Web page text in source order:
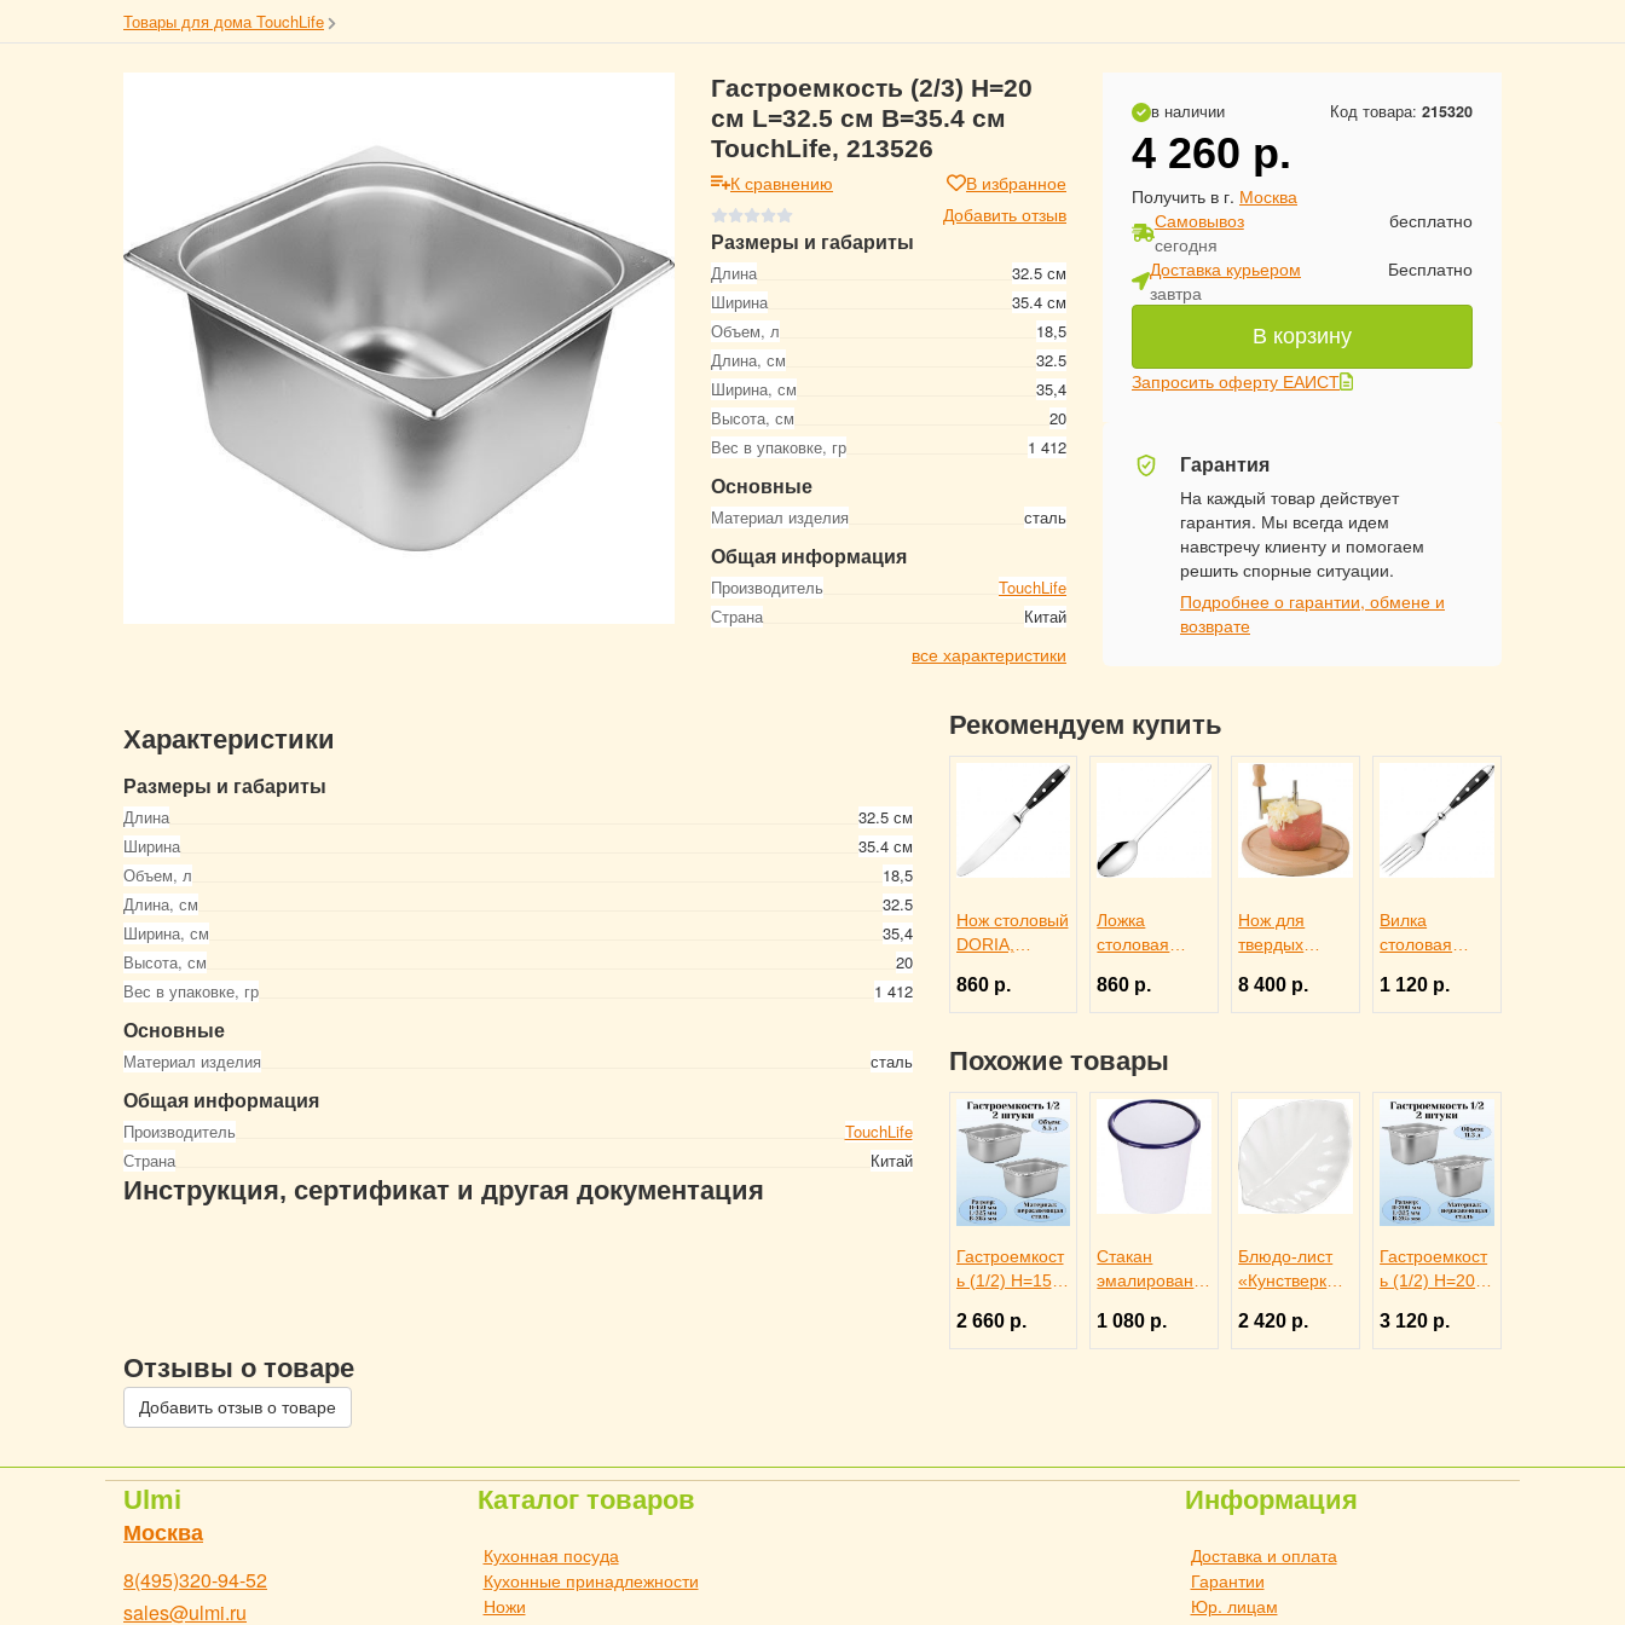
Товары для дома TouchLife
Гастроемкость (2/3) H=20
см L=32.5 см B=35.4 см
TouchLife, 213526
К сравнению
В избранное
Добавить отзыв
Размеры и габариты
Длина
32.5 см
Ширина
35.4 см
Объем, л
18,5
Длина, см
32.5
Ширина, см
35,4
Высота, см
20
Вес в упаковке, гр
1 412
Основные
Материал изделия сталь
Общая информация
Производитель
TouchLife
Страна
Китай
все характеристики
в наличии Код товара: 215320
4 260 р.
Получить в г. Москва
Самовывоз
сегодня
бесплатно
Доставка курьером
завтра
Бесплатно
В корзину
Запросить оферту ЕАИСТ
Гарантия
На каждый товар действует
гарантия. Мы всегда идем
навстречу клиенту и помогаем
решить спорные ситуации.
Подробнее о гарантии, обмене и
возврате
Характеристики
Размеры и габариты
Длина
32.5 см
Ширина
35.4 см
Объем, л
18,5
Длина, см
32.5
Ширина, см
35,4
Высота, см
20
Вес в упаковке, гр
1 412
Основные
Материал изделия сталь
Общая информация
Производитель
TouchLife
Страна
Китай
Инструкция, сертификат и другая документация
Рекомендуем купить
Нож столовый
DORIA,
3110277
860 р.
Ложка
столовая
Eternum
3110142
860 р.
Нож для
твердых
шоколада d
22 см, APS
8 400 р.
Вилка
столовая
Eternum
3110369
1 120 р.
Похожие товары
Гастроемкост
ь (1/2) H=150
B=265 мм 2
штуки.
2 660 р.
Стакан
эмалированн
мл H=9 см
ProHotel,
1 080 р.
Блюдо-лист
«Кунстверк»
L=365 мм
B=255 мм
2 420 р.
Гастроемкост
ь (1/2) H=200
B=265 мм 2
штуки.
3 120 р.
Отзывы о товаре
Добавить отзыв о товаре
Ulmi
Москва
8(495)320-94-52
sales@ulmi.ru
Каталог товаров
Кухонная посуда
Кухонные принадлежности
Ножи
Информация
Доставка и оплата
Гарантии
Юр. лицам